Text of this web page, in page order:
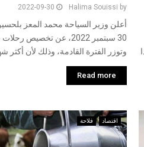
by
Halima Souissi
2022-09-30
أعلن وزير السياحة محمد المعز
30 سبتمبر 2022، عن تخصيص
وتوزر الفترة القادمة، وذلك لأن أكثر
Read more
اقتصاد فلاحة